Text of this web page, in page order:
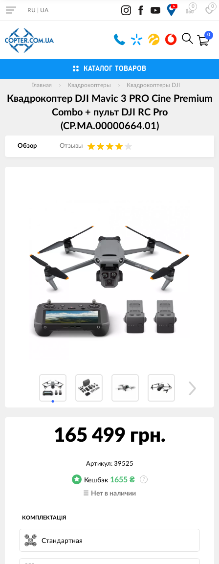
0 0
RU UA
0
КАТАЛОГ ТОВАРОВ
Главная Квадрокоптеры Квадрокоптеры DJI
Квадрокоптер DJI Mavic 3 PRO Cine Premium
Combo + пульт DJI RC Pro
(CP.MA.00000664.01)
Обзор Отзывы
165 499 грн.
Артикул: 39525
Кешбэк 1655₴ ?
Нет в наличии
КОМПЛЕКТАЦІЯ
Стандартная